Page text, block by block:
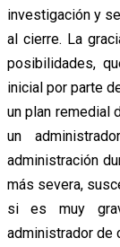
investigación y
al cierre. La
posibilidades,
inicial por parte
un plan remedial
un
administración
más severa,
si es muy
administrador de